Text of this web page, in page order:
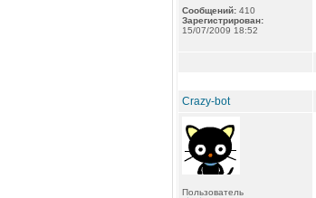
Сообщений: 410
Зарегистрирован:
15/07/2009 18:52
Crazy-bot
Пользователь